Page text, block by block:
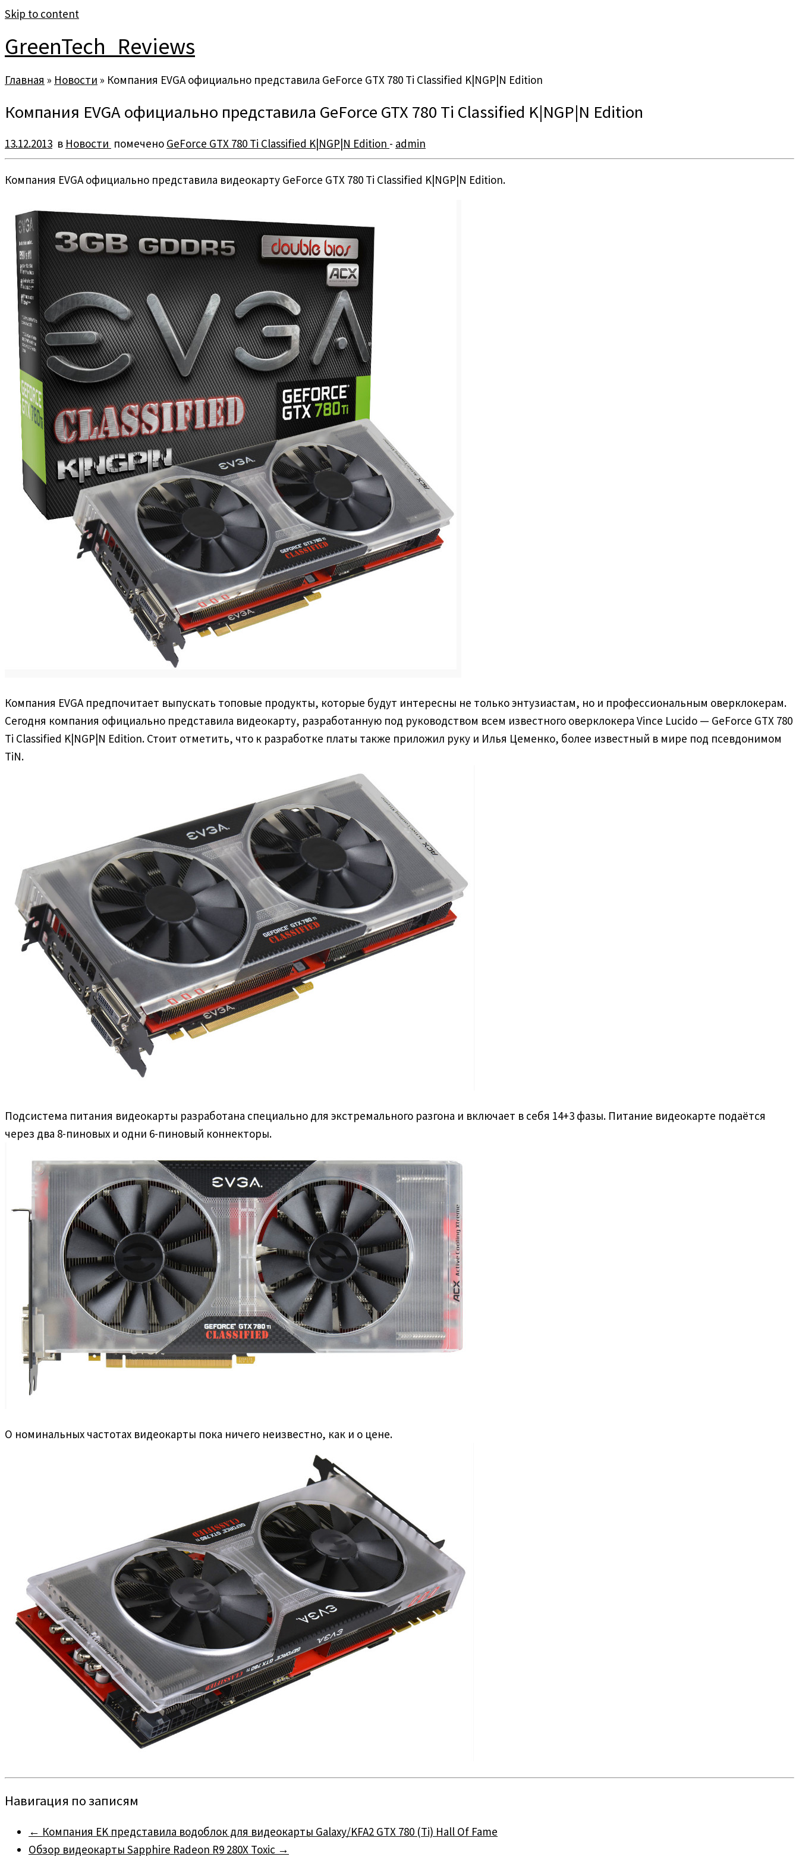
Skip to content
GreenTech_Reviews
Главная » Новости » Компания EVGA официально представила GeForce GTX 780 Ti Classified K|NGP|N Edition
Компания EVGA официально представила GeForce GTX 780 Ti Classified K|NGP|N Edition
13.12.2013 в Новости помечено GeForce GTX 780 Ti Classified K|NGP|N Edition - admin
Компания EVGA официально представила видеокарту GeForce GTX 780 Ti Classified K|NGP|N Edition.
Компания EVGA предпочитает выпускать топовые продукты, которые будут интересны не только энтузиастам, но и профессиональным оверклокерам.
Сегодня компания официально представила видеокарту, разработанную под руководством всем известного оверклокера Vince Lucido — GeForce GTX 780
Ti Classified K|NGP|N Edition. Стоит отметить, что к разработке платы также приложил руку и Илья Цеменко, более известный в мире под псевдонимом
TiN.
Подсистема питания видеокарты разработана специально для экстремального разгона и включает в себя 14+3 фазы. Питание видеокарте подаётся
через два 8-пиновых и одни 6-пиновый коннекторы.
О номинальных частотах видеокарты пока ничего неизвестно, как и о цене.
Навигация по записям
← Компания EK представила водоблок для видеокарты Galaxy/KFA2 GTX 780 (Ti) Hall Of Fame
Обзор видеокарты Sapphire Radeon R9 280X Toxic →